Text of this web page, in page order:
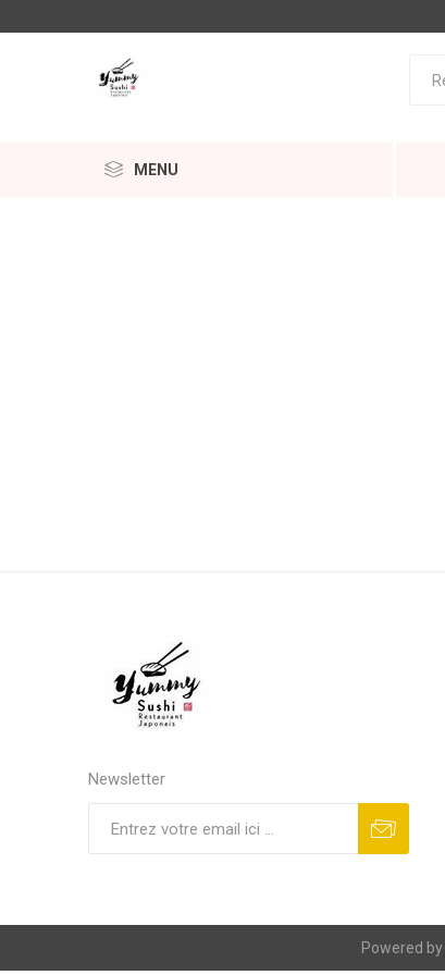
MENU
Newsletter
Powered by